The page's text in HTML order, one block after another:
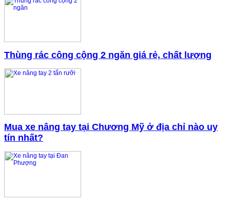
Thùng rác công cộng 2 ngăn giá rẻ, chất lượng
Mua xe nâng tay tại Chương Mỹ ở địa chỉ nào uy
tín nhất?